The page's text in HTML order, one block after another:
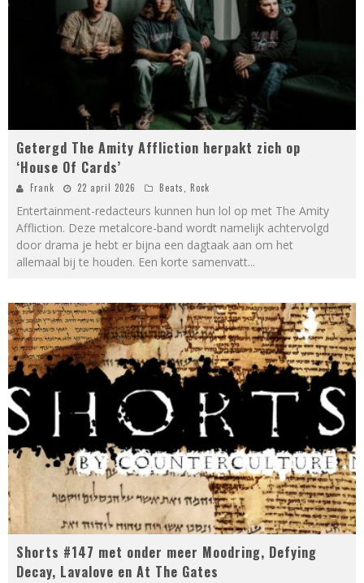
Getergd The Amity Affliction herpakt zich op
‘House Of Cards’
Frank 22 april 2026 Beats Rock
Entertainment-redacteurs kunnen hun lol op met The Amity
Affliction. Deze metalcore-band wordt namelijk achtervolgd
door drama je hebt er bijna een dagtaak aan om het
allemaal bij te houden. Een korte samenvatt...
Shorts #147 met onder meer Moodring, Defying
Decay, Lavalove en At The Gates